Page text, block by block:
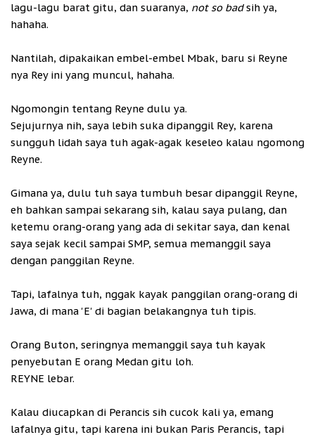
lagu-lagu barat gitu, dan suaranya, not so badsih ya,
hahaha.
Nantilah, dipakaikan embel-embel Mbak, baru si Reyne
nya Rey ini yang muncul, hahaha.
Ngomongin tentang Reyne dulu ya.
Sejujurnya nih, saya lebih suka dipanggil Rey, karena
sungguh lidah saya tuh agak-agak keseleo kalau ngomong
Reyne.
Gimana ya, dulu tuh saya tumbuh besar dipanggil Reyne,
eh bahkan sampai sekarang sih, kalau saya pulang, dan
ketemu orang-orang yang ada di sekitar saya, dan kenal
saya sejak kecil sampai SMP, semua memanggil saya
dengan panggilan Reyne.
Tapi, lafalnya tuh, nggak kayak panggilan orang-orang di
Jawa, di mana 'E' di bagian belakangnya tuh tipis.
Orang Buton, seringnya memanggil saya tuh kayak
penyebutan E orang Medan gitu loh.
REYNE lebar.
Kalau diucapkan di Perancis sih cucok kali ya, emang
lafalnya gitu, tapi karena ini bukan Paris Perancis, tapi